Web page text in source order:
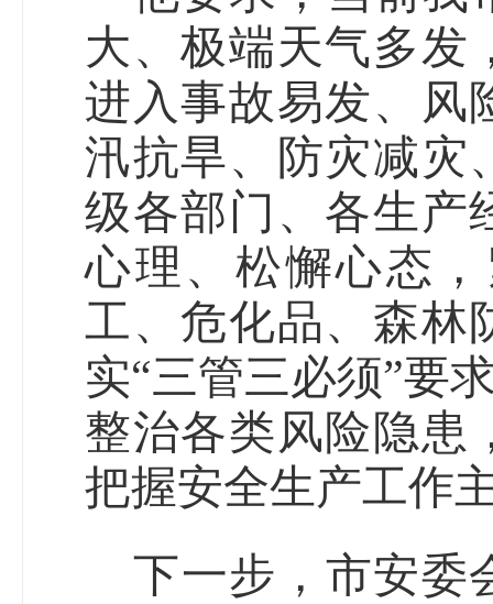
大、极端天气多发
进入事故易发、风
汛抗旱、防灾减灾
级各部门、各生产
心理、松懈心态
工、危化品、森林
实“三管三必须”要
整治各类风险隐患
把握安全生产工作
下一步，市安委